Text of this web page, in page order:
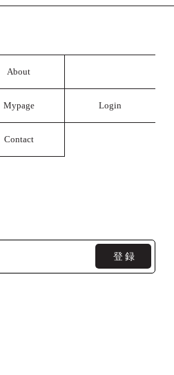
About
Mypage Login
Contact
登録